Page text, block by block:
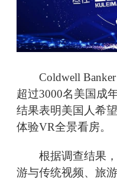
Coldwell Banker
超过3000名美国成
结果表明美国人希
体验VR全景看房。
根据调查结果，
游与传统视频、旅